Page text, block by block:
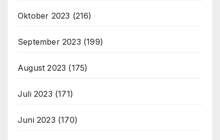
Oktober 2023 (216)
September 2023 (199)
August 2023 (175)
Juli 2023 (171)
Juni 2023 (170)